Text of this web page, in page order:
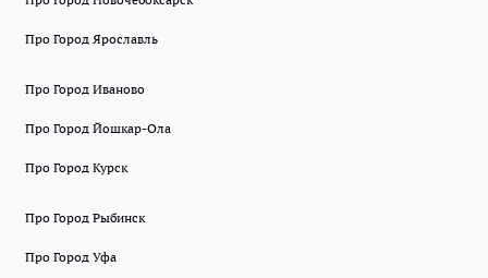
Про Город Ярославль
Про Город Иваново
Про Город Йошкар-Ола
Про Город Курск
Про Город Рыбинск
Про Город Уфа